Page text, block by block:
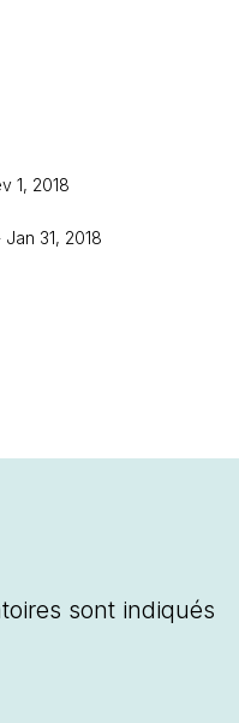
1, 2018
Jan 31, 2018
sont indiqués